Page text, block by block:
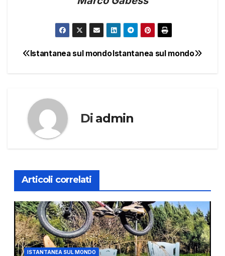
NavigazioneIstantanea sul mondo
Istantanea sul mondo
Di admin
Articoli correlati
ISTANTANEA SUL MONDO